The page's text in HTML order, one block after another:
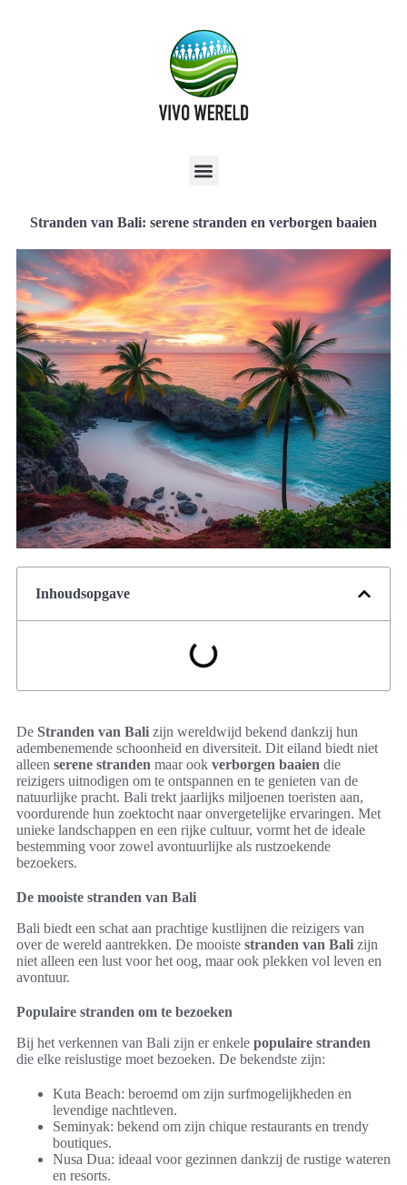
Stranden van Bali: serene stranden en verborgen baaien
Inhoudsopgave
De Stranden van Bali zijn wereldwijd bekend dankzij hun
adembenemende schoonheid en diversiteit. Dit eiland biedt niet
alleen serene stranden maar ook verborgen baaien die
reizigers uitnodigen om te ontspannen en te genieten van de
natuurlijke pracht. Bali trekt jaarlijks miljoenen toeristen aan,
voordurende hun zoektocht naar onvergetelijke ervaringen. Met
unieke landschappen en een rijke cultuur, vormt het de ideale
bestemming voor zowel avontuurlijke als rustzoekende
bezoekers.
De mooiste stranden van Bali
Bali biedt een schat aan prachtige kustlijnen die reizigers van
over de wereld aantrekken. De mooiste stranden van Bali zijn
niet alleen een lust voor het oog, maar ook plekken vol leven en
avontuur.
Populaire stranden om te bezoeken
Bij het verkennen van Bali zijn er enkele populaire stranden
die elke reislustige moet bezoeken. De bekendste zijn:
Kuta Beach: beroemd om zijn surfmogelijkheden en
levendige nachtleven.
Seminyak: bekend om zijn chique restaurants en trendy
boutiques.
Nusa Dua: ideaal voor gezinnen dankzij de rustige wateren
en resorts.